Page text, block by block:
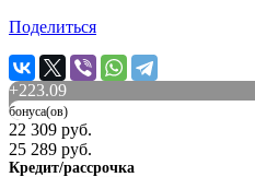
Поделиться
+223.09
бонуса(ов)
22 309 руб.
25 289 руб.
Кредит/рассрочка